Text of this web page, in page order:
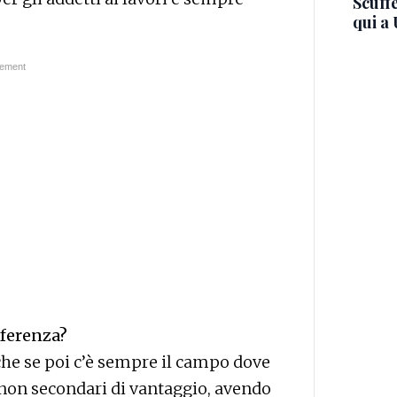
se poi c’è sempre il campo dove
secondari di vantaggio, avendo
qui a